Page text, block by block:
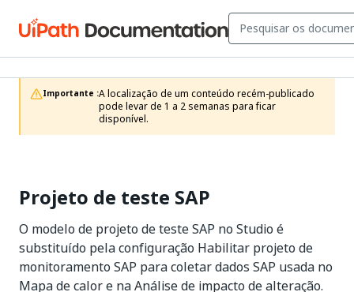
Importante :A localização de um conteúdo recém-publicado
pode levar de 1 a 2 semanas para ficar
disponível.
Projeto de teste SAP
O modelo de projeto de teste SAP no Studio é
substituído pela configuração Habilitar projeto de
monitoramento SAP para coletar dados SAP usada no
Mapa de calor e na Análise de impacto de alteração.